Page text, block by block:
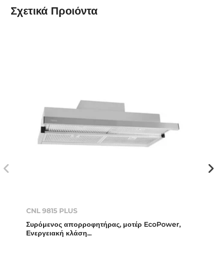
Σχετικά Προιόντα
CNL 9815 PLUS
Συρόμενος απορροφητήρας, μοτέρ EcoPower,
Ενεργειακή κλάση...